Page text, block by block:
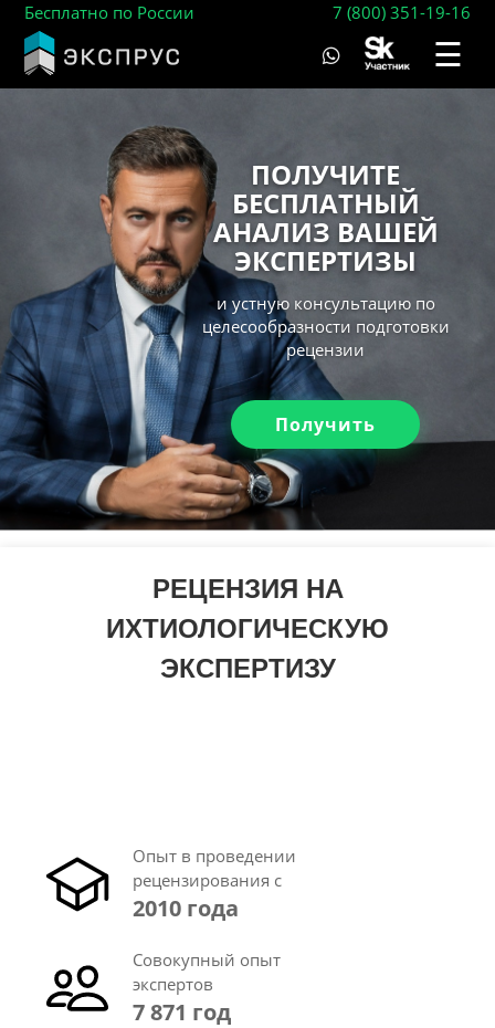
Бесплатно по России 7 (800) 351-19-16
☰
ПОЛУЧИТЕ
БЕСПЛАТНЫЙ
АНАЛИЗ ВАШЕЙ
ЭКСПЕРТИЗЫ
и устную консультацию по
целесообразности подготовки
рецензии
Получить
РЕЦЕНЗИЯ НА
ИХТИОЛОГИЧЕСКУЮ
ЭКСПЕРТИЗУ
Опыт в проведении
рецензирования с
2010 года
Совокупный опыт
экспертов
7 871 год